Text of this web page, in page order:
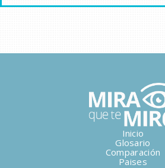
Inicio
Glosario
Comparación
Paises